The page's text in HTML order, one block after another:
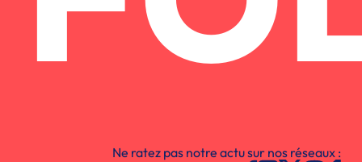
Ne ratez pas notre actu sur nos réseaux :